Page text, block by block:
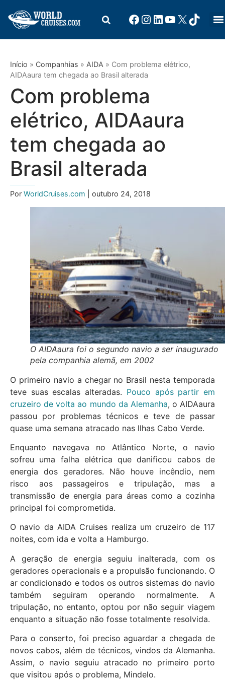
Início » Companhias » AIDA » Com problema elétrico,
AIDAaura tem chegada ao Brasil alterada
Com problema
elétrico, AIDAaura
tem chegada ao
Brasil alterada
Por WorldCruises.com | outubro 24, 2018
O AIDAaura foi o segundo navio a ser inaugurado
pela companhia alemã, em 2002
O primeiro navio a chegar no Brasil nesta temporada
teve suas escalas alteradas. Pouco após partir em
cruzeiro de volta ao mundo da Alemanha, o AIDAaura
passou por problemas técnicos e teve de passar
quase uma semana atracado nas llhas Cabo Verde.
Enquanto navegava no Atlântico Norte, o navio
sofreu uma falha elétrica que danificou cabos de
energia dos geradores. Não houve incêndio, nem
risco aos passageiros e tripulação, mas a
transmissão de energia para áreas como a cozinha
principal foi comprometida.
O navio da AIDA Cruises realiza um cruzeiro de 117
noites, com ida e volta a Hamburgo.
A geração de energia seguiu inalterada, com os
geradores operacionais e a propulsão funcionando. O
ar condicionado e todos os outros sistemas do navio
também seguiram operando normalmente. A
tripulação, no entanto, optou por não seguir viagem
enquanto a situação não fosse totalmente resolvida.
Para o conserto, foi preciso aguardar a chegada de
novos cabos, além de técnicos, vindos da Alemanha.
Assim, o navio seguiu atracado no primeiro porto
que visitou após o problema, Mindelo.